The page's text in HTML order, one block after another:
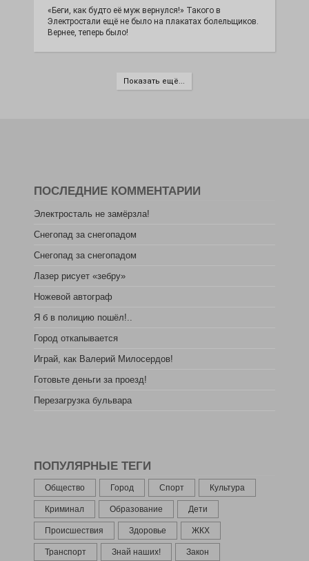
«Беги, как будто её муж вернулся!» Такого в
Электростали ещё не было на плакатах болельщиков.
Вернее, теперь было!
Показать ещё...
ПОСЛЕДНИЕ КОММЕНТАРИИ
Электросталь не замёрзла!
Снегопад за снегопадом
Снегопад за снегопадом
Лазер рисует «зебру»
Ножевой автограф
Я б в полицию пошёл!..
Город откапывается
Играй, как Валерий Милосердов!
Готовьте деньги за проезд!
Перезагрузка бульвара
ПОПУЛЯРНЫЕ ТЕГИ
Общество Город Спорт Культура
Криминал Образование Дети
Происшествия Здоровье ЖКХ
Транспорт Знай наших! Закон